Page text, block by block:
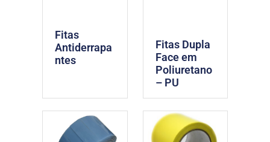
Fitas
Antiderrapa
ntes
Fitas Dupla
Face em
Poliuretano
– PU